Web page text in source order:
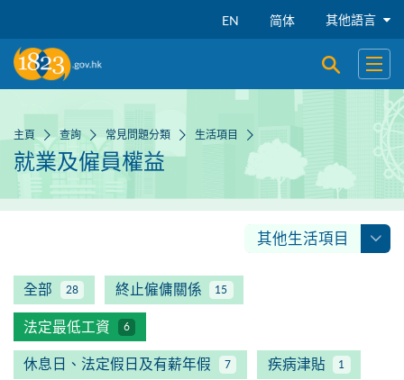
EN 简体 其他語言
開啟搜尋
開啟
主頁 查詢 常見問題分類 生活項目
就業及僱員權益
其他生活項目
全部 28 終止僱傭關係 15
法定最低工資 6
休息日、法定假日及有薪年假 7 疾病津貼 1